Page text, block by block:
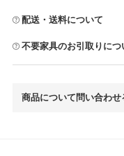
配送・送料について
不要家具のお引取りにつ
商品について問い合わせ